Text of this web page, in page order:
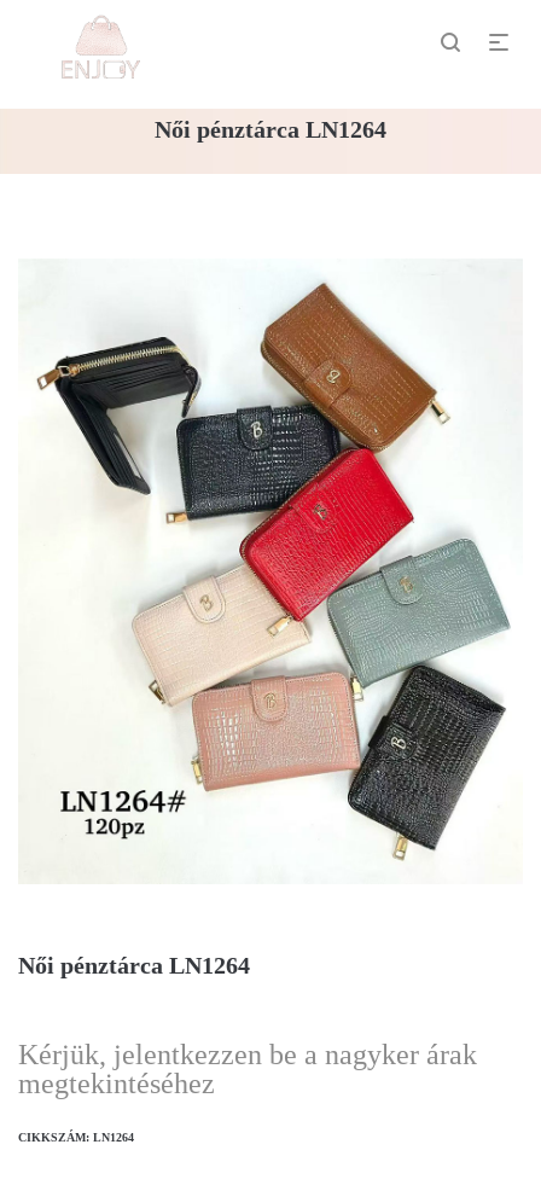
Női pénztárca LN1264
Női pénztárca LN1264
Kérjük, jelentkezzen be a nagyker árak
megtekintéséhez
CIKKSZÁM: LN1264